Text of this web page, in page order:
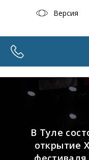
Версия
В Туле
открытие